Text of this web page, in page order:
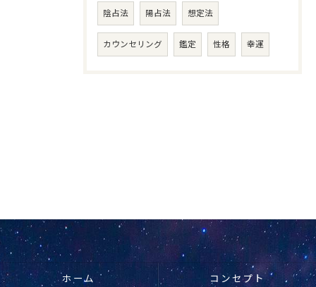
陰占法 陽占法 想定法
カウンセリング 鑑定 性格 幸運
ホーム コンセプト